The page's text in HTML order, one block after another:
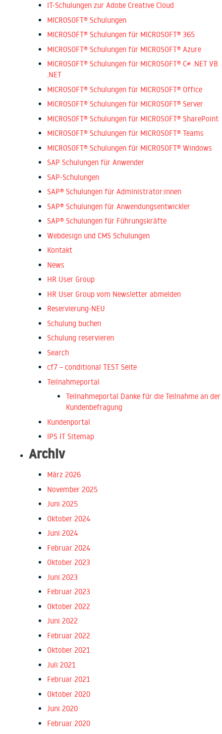
IT-Schulungen zur Adobe Creative Cloud
MICROSOFT® Schulungen
MICROSOFT® Schulungen für MICROSOFT® 365
MICROSOFT® Schulungen für MICROSOFT® Azure
MICROSOFT® Schulungen für MICROSOFT® C# .NET VB
.NET
MICROSOFT® Schulungen für MICROSOFT® Office
MICROSOFT® Schulungen für MICROSOFT® Server
MICROSOFT® Schulungen für MICROSOFT® SharePoint
MICROSOFT® Schulungen für MICROSOFT® Teams
MICROSOFT® Schulungen für MICROSOFT® Windows
SAP Schulungen für Anwender
SAP-Schulungen
SAP® Schulungen für Administrator:innen
SAP® Schulungen für Anwendungsentwickler
SAP® Schulungen für Führungskräfte
Webdesign und CMS Schulungen
Kontakt
News
HR User Group
HR User Group vom Newsletter abmelden
Reservierung-NEU
Schulung buchen
Schulung reservieren
Search
cf7 – conditional TEST Seite
Teilnahmeportal
Teilnahmeportal Danke für die Teilnahme an der
Kundenbefragung
Kundenportal
IPS IT Sitemap
Archiv
März 2026
November 2025
Juni 2025
Oktober 2024
Juni 2024
Februar 2024
Oktober 2023
Juni 2023
Februar 2023
Oktober 2022
Juni 2022
Februar 2022
Oktober 2021
Juli 2021
Februar 2021
Oktober 2020
Juni 2020
Februar 2020